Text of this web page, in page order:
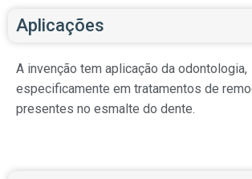
Aplicações
A invenção tem aplicação da odontologia,
especificamente em tratamentos de
presentes no esmalte do dente.